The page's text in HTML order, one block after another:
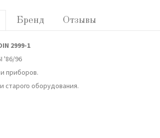
Бренд Отзывы
2999-1
'86/96
приборов.
старого оборудования.